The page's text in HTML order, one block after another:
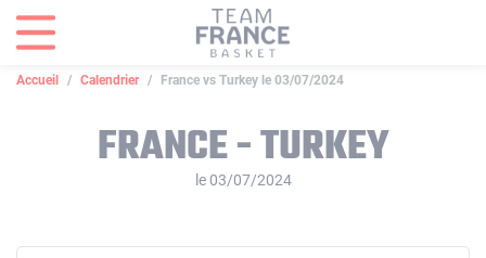
Accueil Calendrier France vs Turkey le 03/07/2024
FRANCE - TURKEY
le 03/07/2024
Panneau de gestion des cookies